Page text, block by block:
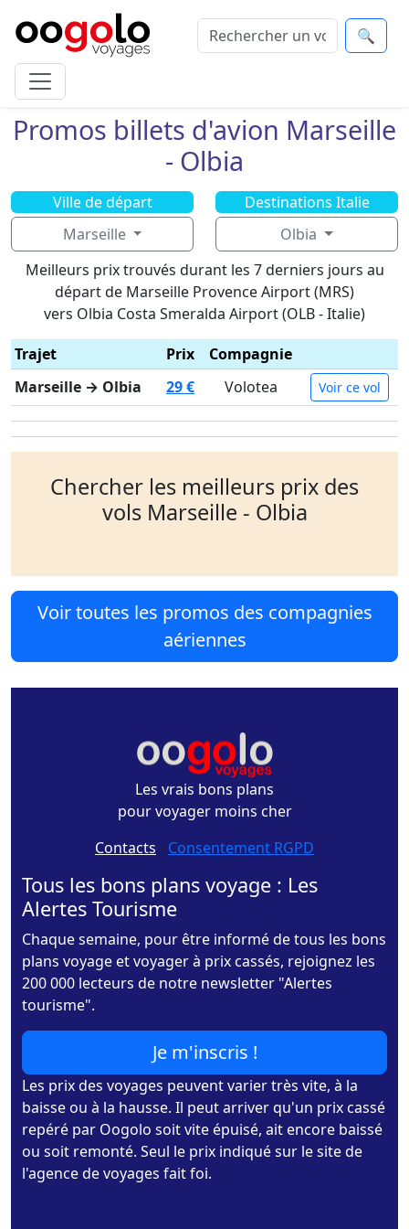
🔍
Promos billets d'avion Marseille
- Olbia
Ville de départ
Marseille
Destinations Italie
Olbia
Meilleurs prix trouvés durant les 7 derniers jours au
départ de Marseille Provence Airport (MRS)
vers Olbia Costa Smeralda Airport (OLB - Italie)
Trajet
Prix
Compagnie
Marseille → Olbia
29 € Volotea Voir ce vol
Chercher les meilleurs prix des
vols Marseille - Olbia
Voir toutes les promos des compagnies
aériennes
Les vrais bons plans
pour voyager moins cher
Contacts - Consentement RGPD
Tous les bons plans voyage : Les
Alertes Tourisme
Chaque semaine, pour être informé de tous les bons
plans voyage et voyager à prix cassés, rejoignez les
200 000 lecteurs de notre newsletter "Alertes
tourisme".
Je m'inscris !
Les prix des voyages peuvent varier très vite, à la
baisse ou à la hausse. Il peut arriver qu'un prix cassé
repéré par Oogolo soit vite épuisé, ait encore baissé
ou soit remonté. Seul le prix indiqué sur le site de
l'agence de voyages fait foi.